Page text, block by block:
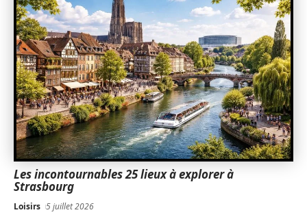
Les incontournables 25 lieux à explorer à
Strasbourg
Loisirs 5 juillet 2026